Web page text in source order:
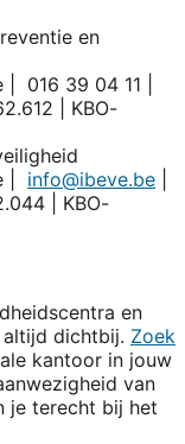
en
016 39 04 11 |
| KBO-
| info@ibeve.be
| KBO-
en
dichtbij. Zoek
kantoor in jouw
van
je terecht bij het